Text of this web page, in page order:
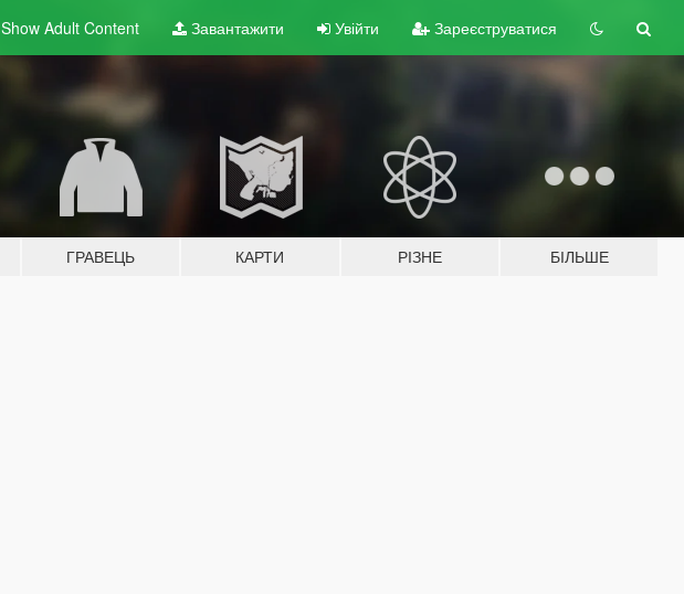
Show Adult Content Завантажити Увійти Зареєструватися
ГРАВЕЦЬ КАРТИ РІЗНЕ БІЛЬШЕ